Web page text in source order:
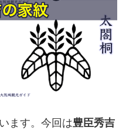
ます。今回は豊臣秀吉